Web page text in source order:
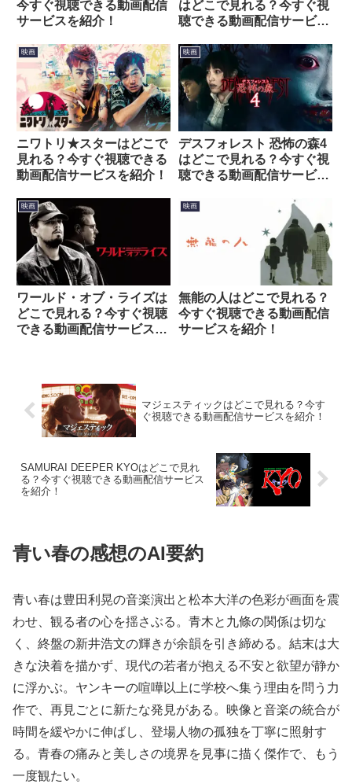
今すぐ視聴できる動画配信
サービスを紹介！
はどこで見れる？今すぐ視
聴できる動画配信サービス
映画
ニワトリ★スターはどこで
見れる？今すぐ視聴できる
動画配信サービスを紹介！
映画
デスフォレスト 恐怖の森4
はどこで見れる？今すぐ視
聴できる動画配信サービス
映画
ワールド・オブ・ライズは
どこで見れる？今すぐ視聴
できる動画配信サービスを
映画
無能の人はどこで見れる？
今すぐ視聴できる動画配信
サービスを紹介！
マジェスティックはどこで見れる？今す
ぐ視聴できる動画配信サービスを紹介！
SAMURAI DEEPER KYOはどこで見れ
る？今すぐ視聴できる動画配信サービス
を紹介！
青い春の感想のAI要約
青い春は豊田利晃の音楽演出と松本大洋の色彩が画面を震
わせ、観る者の心を揺さぶる。青木と九條の関係は切な
く、終盤の新井浩文の輝きが余韻を引き締める。結末は大
きな決着を描かず、現代の若者が抱える不安と欲望が静か
に浮かぶ。ヤンキーの喧嘩以上に学校へ集う理由を問う力
作で、再見ごとに新たな発見がある。映像と音楽の統合が
時間を緩やかに伸ばし、登場人物の孤独を丁寧に照射す
る。青春の痛みと美しさの境界を見事に描く傑作で、もう
一度観たい。